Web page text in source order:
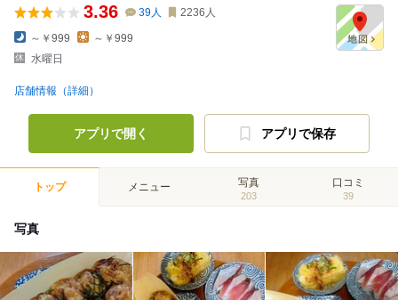
3.36 39人 2236 人
～￥999
～￥999
水曜日
店舗情報（詳細）
アプリで開く アプリで保存
トップ メニュー 写真
203
口コミ
39
写真